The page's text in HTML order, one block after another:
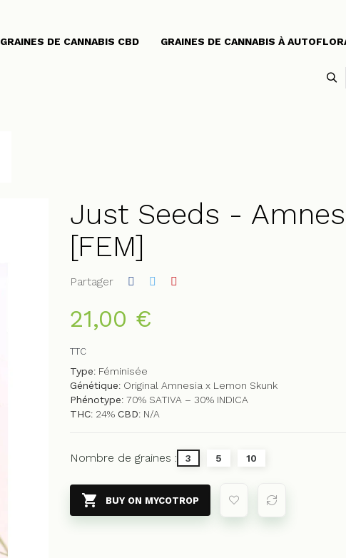
GRAINES DE CANNABIS CBD GRAINES DE CANNABIS À
Just Seeds -
[FEM]
Partager
21,00 €
TTC
Type: Féminisée
Génétique: Original Amnesia x Lemon Skunk
Phénotype: 70% SATIVA – 30% INDICA
THC: 24% CBD: N/A
Nombre de graines : 3 5 10
 BUY ON MYCOTROP